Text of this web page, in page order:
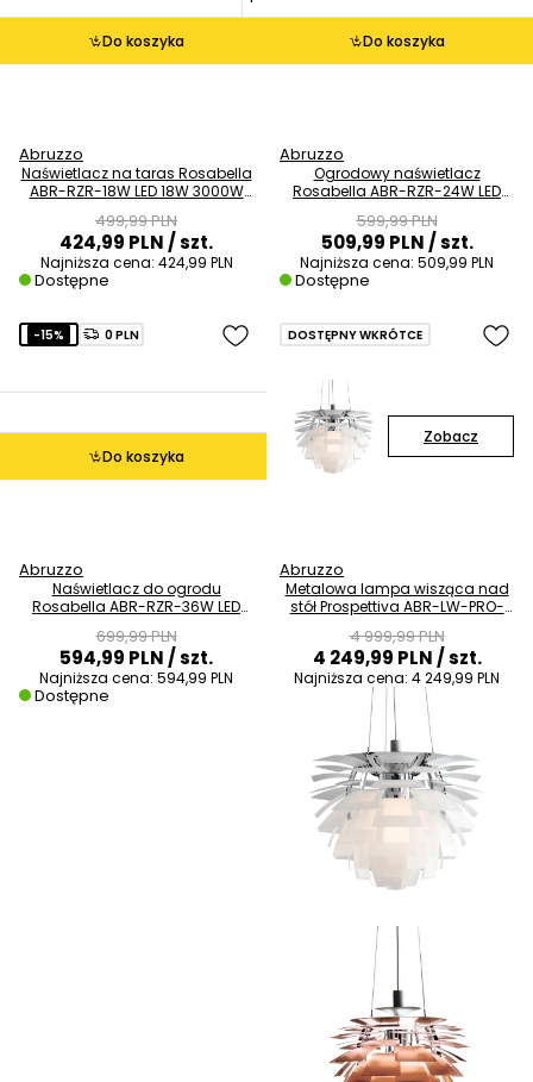
Do koszyka
Abruzzo
Naświetlacz na taras Rosabella
ABR-RZR-18W LED 18W 3000W
499,99 PLN
424,99 PLN/ szt.
Najniższa cena: 424,99 PLN
Dostępne
Do koszyka
Abruzzo
Ogrodowy naświetlacz
Rosabella ABR-RZR-24W LED
599,99 PLN
509,99 PLN/ szt.
Najniższa cena: 509,99 PLN
Dostępne
Do koszyka
-15% 0 PLN
Abruzzo
Naświetlacz do ogrodu
Rosabella ABR-RZR-36W LED
699,99 PLN
594,99 PLN/ szt.
Najniższa cena: 594,99 PLN
Dostępne
Zobacz
DOSTĘPNY WKRÓTCE
Abruzzo
Metalowa lampa wisząca nad
stół Prospettiva ABR-LW-PRO-
4 999,99 PLN
4 249,99 PLN/ szt.
Najniższa cena: 4 249,99 PLN